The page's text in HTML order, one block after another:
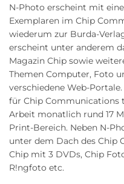
N-Photo erscheint mit
Exemplaren im Chip
wiederum zur Burda-
erscheint unter anderem
Magazin Chip sowie
Themen Computer, Foto
verschiedene Web-
für Chip
Arbeit monatlich rund 17
Print-Bereich. Neben N-
unter dem Dach des Chip
Chip mit 3 DVDs, Chip
R!ngfoto etc.